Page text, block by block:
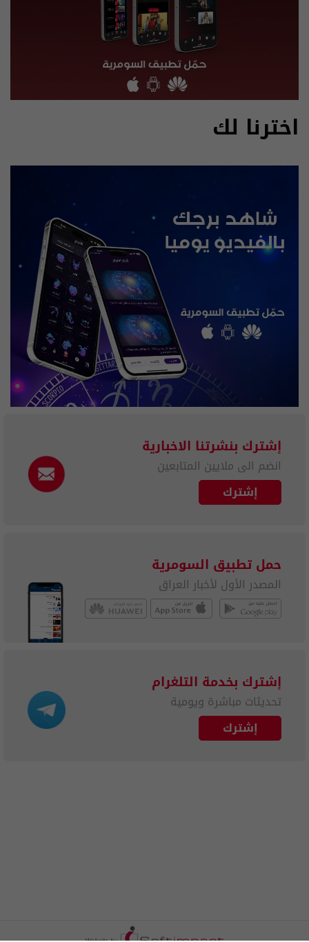
اخترنا لك
إشترك بنشرتنا الاخبارية
انضم الى ملايين المتابعين
إشترك
حمل تطبيق السومرية
المصدر الأول لأخبار العراق
إشترك بخدمة التلغرام
تحديثات مباشرة ويومية
إشترك